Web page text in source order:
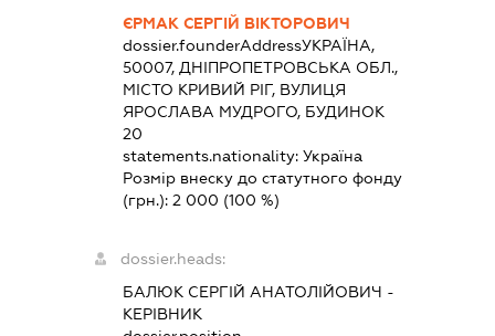
ЄРМАК СЕРГІЙ ВІКТОРОВИЧ
dossier.founderAddressУКРАЇНА,
50007, ДНІПРОПЕТРОВСЬКА ОБЛ.,
МІСТО КРИВИЙ РІГ, ВУЛИЦЯ
ЯРОСЛАВА МУДРОГО, БУДИНОК
20
statements.nationality:Україна
Розмір внеску до статутного фонду
(грн.):2 000 (100 %)
dossier.heads:
БАЛЮК СЕРГІЙ АНАТОЛІЙОВИЧ -
КЕРІВНИК